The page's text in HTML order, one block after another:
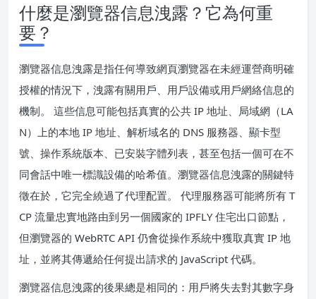
什麼是瀏覽器信息洩露？它為何重
要？
瀏覽器信息洩露是指任何導致網頁瀏覽器在未經運營商明確
授權的情況下，洩露有關用戶、用戶設備或用戶網絡信息的
機制。 這些信息可能包括真實的公共 IP 地址、局域網（LA
N）上的本地 IP 地址、解析域名的 DNS 服務器、顯卡型
號、操作系統版本、已安裝字體列表，甚至包括一個可在不
同會話中唯一標識設備的哈希值。瀏覽器信息洩露的關鍵特
徵在於，它完全繞過了代理配置。 代理服務器可能將所有 T
CP 流量忠實地路由到另一個國家的 IPFLY 住宅出口節點，
但瀏覽器的 WebRTC API 仍會從操作系統中獲取真實 IP 地
址，並將其傳遞給任何提出請求的 JavaScript 代碼。
瀏覽器信息洩露的後果總是相同的：用戶將失去對其數字身